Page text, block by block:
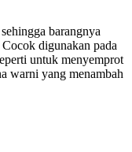
barangnya
digunakan pada
untuk menyemprot
warni yang menambah